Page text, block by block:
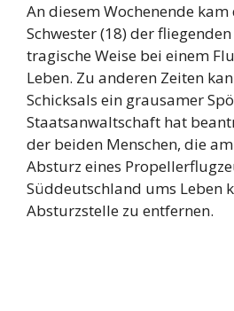
An diesem Wochenende
Schwester (18) der
tragische Weise bei einem
Leben. Zu anderen Zeiten
Schicksals ein grausamer
Staatsanwaltschaft hat
der beiden Menschen, die
Absturz eines
Süddeutschland ums Leben
Absturzstelle zu entfernen.